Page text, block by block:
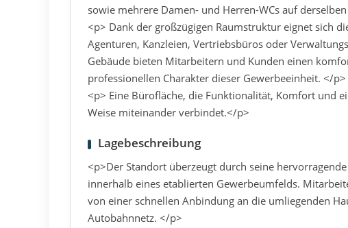
sowie mehrere Damen- und Herren-WCs auf
<p> Dank der großzügigen Raumstruktur eignet sich
Agenturen, Kanzleien, Vertriebsbüros oder
Gebäude bieten Mitarbeitern und Kunden einen
professionellen Charakter dieser Gewerbeeinheit. </p>
<p> Eine Bürofläche, die Funktionalität, Komfort und
Weise miteinander verbindet.</p>
Lagebeschreibung
<p>Der Standort überzeugt durch seine
innerhalb eines etablierten Gewerbeumfelds.
von einer schnellen Anbindung an die umliegenden
Autobahnnetz. </p>